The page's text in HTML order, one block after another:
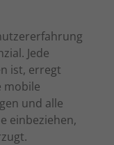
Jede
ist, erregt
mobile
und alle
einbeziehen,